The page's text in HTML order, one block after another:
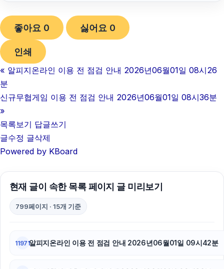
좋아요 0 싫어요 0
인쇄
« 알피지온라인 이용 전 점검 안내 2026년06월01일 08시26
분
신규무협게임 이용 전 점검 안내 2026년06월01일 08시36분
»
목록보기 답글쓰기
글수정 글삭제
Powered by KBoard
현재 글이 속한 목록 페이지 글 미리보기
799페이지 · 15개 기준
11971알피지온라인 이용 전 점검 안내 2026년06월01일 09시42분